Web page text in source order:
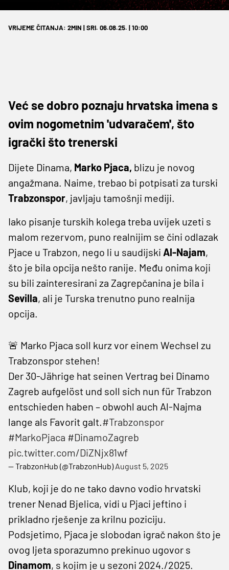
VRIJEME ČITANJA: 2MIN | SRI. 06.08.25. | 10:00
Već se dobro poznaju hrvatska imena s
ovim nogometnim 'udvaračem', što
igrački što trenerski
Dijete Dinama, Marko Pjaca, blizu je novog
angažmana. Naime, trebao bi potpisati za turski
Trabzonspor, javljaju tamošnji mediji.
Iako pisanje turskih kolega treba uvijek uzeti s
malom rezervom, puno realnijim se čini odlazak
Pjace u Trabzon, nego li u saudijski Al-Najam,
što je bila opcija nešto ranije. Među onima koji
su bili zainteresirani za Zagrepčanina je bila i
Sevilla, ali je Turska trenutno puno realnija
opcija.
🚨 Marko Pjaca soll kurz vor einem Wechsel zu
Trabzonspor stehen!
Der 30-Jährige hat seinen Vertrag bei Dinamo
Zagreb aufgelöst und soll sich nun für Trabzon
entschieden haben – obwohl auch Al-Najma
lange als Favorit galt.#Trabzonspor
#MarkoPjaca #DinamoZagreb
pic.twitter.com/DiZNjx81wf
— TrabzonHub (@TrabzonHub)August 5, 2025
Klub, koji je do ne tako davno vodio hrvatski
trener Nenad Bjelica, vidi u Pjaci jeftino i
prikladno rješenje za krilnu poziciju.
Podsjetimo, Pjaca je slobodan igrač nakon što je
ovog ljeta sporazumno prekinuo ugovor s
Dinamom, s kojim je u sezoni 2024./2025.